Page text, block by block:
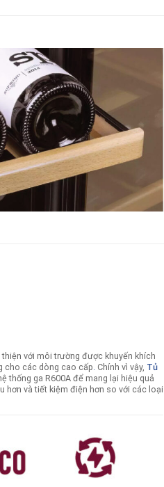
với môi trường được khuyến khích
cho các dòng cao cấp Chính vì vậy, Tủ
thống ga R600A để mang lại hiệu quả
hơn và tiết kiệm điện hơn so với các loại